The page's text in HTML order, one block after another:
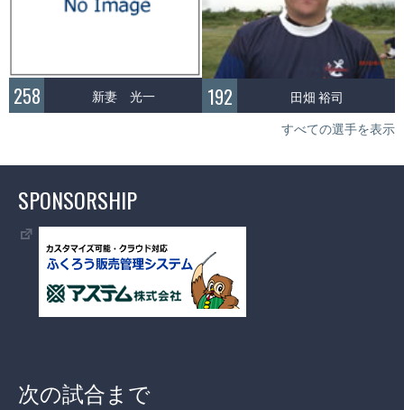
258 新妻 光一 192 田畑 裕司
すべての選手を表示
SPONSORSHIP
次の試合まで